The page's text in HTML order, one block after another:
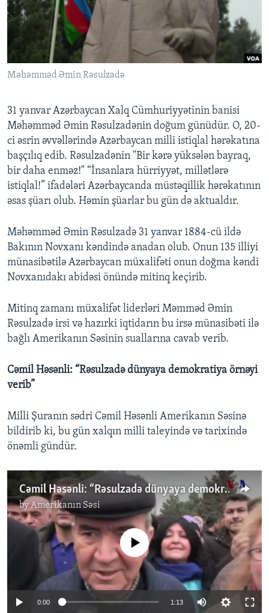
BIZI IZLƏYIN
Məhəmməd Əmin Rəsulzadə
31 yanvar Azərbaycan Xalq Cümhuriyyətinin banisi
Məhəmməd Əmin Rəsulzadənin doğum günüdür. O, 20-
ci əsrin əvvəllərində Azərbaycan milli istiqlal hərəkatına
başçılıq edib. Rəsulzadənin "Bir kərə yüksələn bayraq,
bir daha enməz!" “İnsanlara hürriyyət, millətlərə
istiqlal!” ifadələri Azərbaycanda müstəqillik hərəkatının
əsas şüarı olub. Həmin şüarlar bu gün də aktualdır.
Məhəmməd Əmin Rəsulzadə 31 yanvar 1884-cü ildə
Bakının Novxanı kəndində anadan olub. Onun 135 illiyi
münasibətilə Azərbaycan müxalifəti onun doğma kəndi
Novxanıdakı abidəsi önündə mitinq keçirib.
Mitinq zamanı müxalifət liderləri Məmməd Əmin
Rəsulzadə irsi və hazırki iqtidarın bu irsə münasibəti ilə
bağlı Amerikanın Səsinin suallarına cavab verib.
Cəmil Həsənli: “Rəsulzadə dünyaya demokratiya örnəyi
verib”
Milli Şuranın sədri Cəmil Həsənli Amerikanın Səsinə
bildirib ki, bu gün xalqın milli taleyində və tarixində
önəmli gündür.
Cəmil Həsənli: “Rəsulzadə dünyaya demokratiya örnəyi verib”
byAmerikanın Səsi
No media source currently available
0:00 1:13